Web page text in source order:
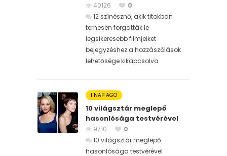
40126
0
12 színésznő, akik titokban
terhesen forgatták le
legsikeresebb filmjeiket
bejegyzéshez a hozzászólások
lehetősége kikapcsolva
1 NAP AGO
10 világsztár meglepő
hasonlósága testvérével
9710
0
10 világsztár meglepő
hasonlósága testvérével